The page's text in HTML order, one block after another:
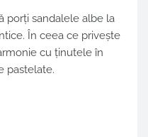
porți sandalele albe la
În ceea ce privește
cu ținutele în
pastelate.